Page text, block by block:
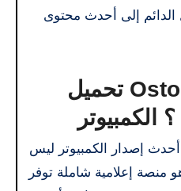
الدائم إلى أحدث محتوى
لماذا تختار Ostora TV تحميل
الكمبيوتر
تحميل برنامج الاسطورة TV أحدث إصدار الكمبيوتر ليس
إعلامية شاملة توفر